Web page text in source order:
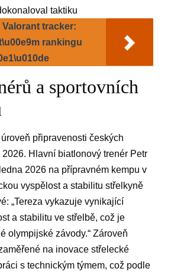
taktiku
Valorant tracker:
rankingu
a ‍sportovních
připravenosti českých
Hlavní biatlonový trenér Petr
2026 ⁤na přípravném kempu ‍v
vyspělost a stabilitu​ střelkyně
„Tereza vykazuje⁣ vynikající⁤
a stabilitu ve ‌střelbě, což ‌je
olympijské závody.“ Zároveň
na inovace střelecké
s‌ technickým týmem, což podle